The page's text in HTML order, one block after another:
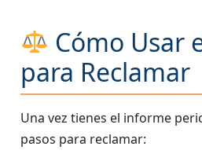
Cómo Usar
para Reclamar
Una vez tienes el informe
pasos para reclamar: